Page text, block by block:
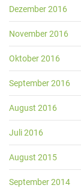
Dezember 2016
November 2016
Oktober 2016
September 2016
August 2016
Juli 2016
August 2015
September 2014